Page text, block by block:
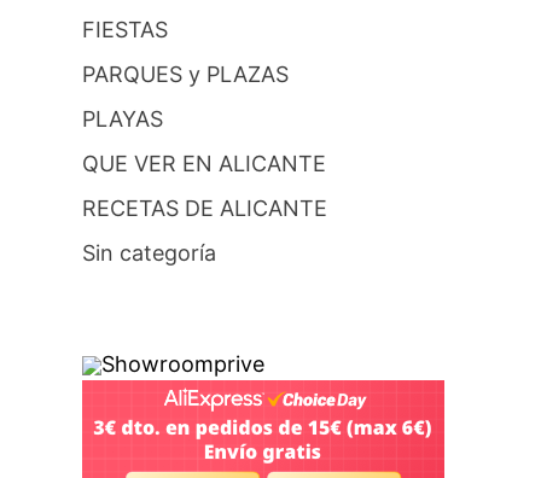
FIESTAS
PARQUES y PLAZAS
PLAYAS
QUE VER EN ALICANTE
RECETAS DE ALICANTE
Sin categoría
Showroomprive